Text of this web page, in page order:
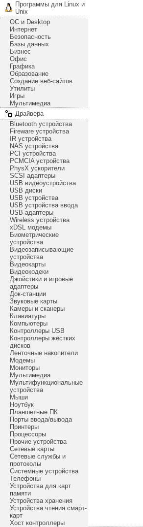
Программы для Linux и
Unix
ОС и Desktop
Интернет
Безопасность
Базы данных
Бизнес
Офис
Графика
Образование
Создание веб-сайтов
Утилиты
Игры
Мультимедиа
Драйвера
Bluetooth устройства
Fireware устройства
IR устройства
NAS устройства
PCI устройства
PCMCIA устройства
PhysX ускорители
SCSI адаптеры
USB видеоустройства
USB диски
USB устройства
USB устройства ввода
USB-адаптеры
Wireless устройства
xDSL модемы
Биометрические
устройства
Видеозаписывающие
устройства
Видеокарты
Видеокодеки
Джойстики и игровые
адаптеры
Док-станции
Звуковые карты
Камеры и сканеры
Клавиатуры
Компьютеры
Контроллеры USB
Контроллеры жёстких
дисков
Ленточные накопители
Модемы
Мониторы
Мультимедиа
Мультифункциональные
устройства
Мыши
Ноутбук
Планшетные ПК
Порты ввода/вывода
Принтеры
Процессоры
Прочие устройства
Сетевые карты
Сетевые службы и
протоколы
Системные устройства
Телефоны
Устройства для карт
памяти
Устройства хранения
Устройства чтения смарт-
карт
Хост контроллеры